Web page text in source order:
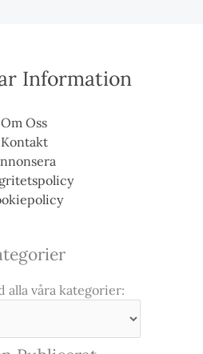
Information
Om Oss
Kontakt
alla våra kategorier: